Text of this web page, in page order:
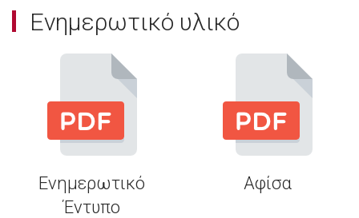
Ενημερωτικό υλικό
Ενημερωτικό
Έντυπο
Αφίσα